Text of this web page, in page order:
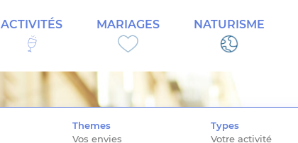
ACTIVITÉS MARIAGES NATURISME
Themes Types